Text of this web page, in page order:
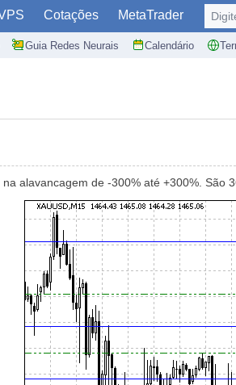
Cotações MetaTrader
Guia Redes Neurais Calendário
alavancagem de -300% até +300%. São